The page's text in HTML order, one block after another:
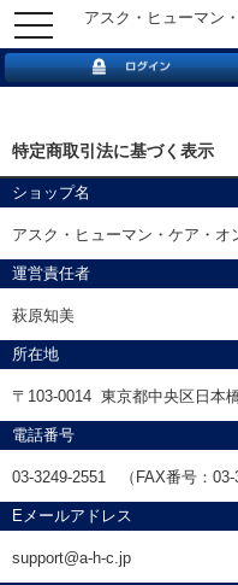
アスク・ヒューマン・ケ
toggle
navigation
特定商取引法に基づく表示
ショップ名
アスク・ヒューマン・ケア・オ
運営責任者
萩原知美
所在地
〒103-0014 東京都中央区日本
電話番号
03-3249-2551 （FAX番号：03-
Eメールアドレス
support@a-h-c.jp